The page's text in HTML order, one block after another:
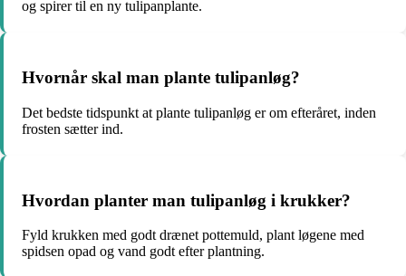
og spirer til en ny tulipanplante.
Hvornår skal man plante tulipanløg?
Det bedste tidspunkt at plante tulipanløg er om efteråret, inden
frosten sætter ind.
Hvordan planter man tulipanløg i krukker?
Fyld krukken med godt drænet pottemuld, plant løgene med
spidsen opad og vand godt efter plantning.